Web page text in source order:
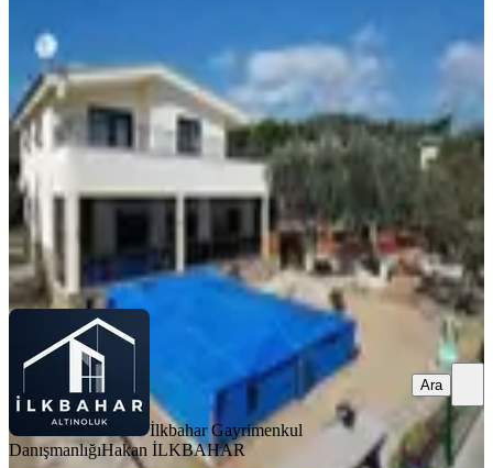
Balıkesir, Edremit
4+1· 250 m²·08.04.2026
29.000.000 ₺
İlkbahar Gayrimenkul Danışmanlığı Hakan İLKBAHAR
Ara
İlkbahar Gayrimenkul
DanışmanlığıHakan İLKBAHAR
Ara